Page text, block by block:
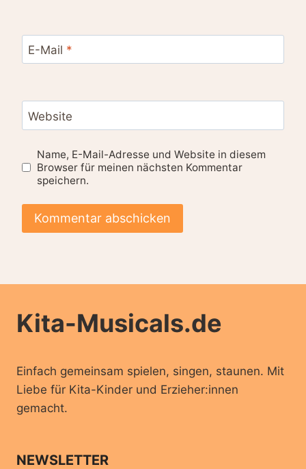
E-Mail *
Website
Name, E-Mail-Adresse und Website in diesem
Browser für meinen nächsten Kommentar
speichern.
Kita-Musicals.de
Einfach gemeinsam spielen, singen, staunen. Mit
Liebe für Kita-Kinder und Erzieher:innen
gemacht.
NEWSLETTER